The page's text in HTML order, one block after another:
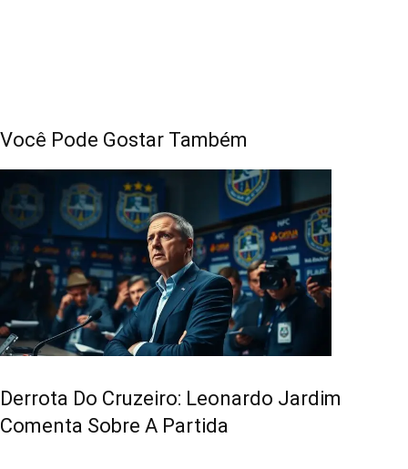
Você Pode Gostar Também
Derrota Do Cruzeiro: Leonardo Jardim
Comenta Sobre A Partida